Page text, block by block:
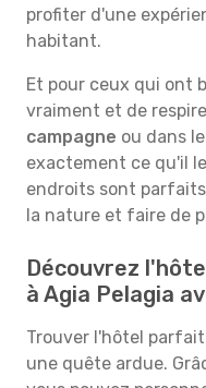
profiter d'une
habitant.
Et pour ceux qui ont
vraiment et de
campagne ou dans
exactement ce qu'il
endroits sont
la nature et faire de
Découvrez
à Agia Pelagia
Trouver l'hôtel
une quête ardue.